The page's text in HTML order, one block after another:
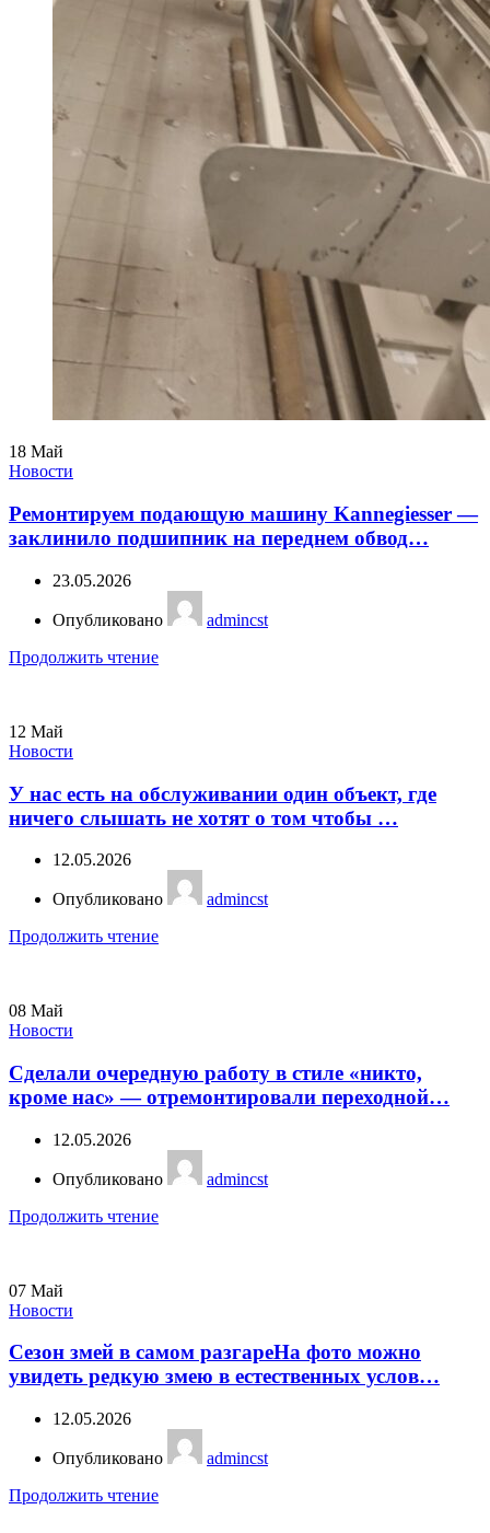
18 Май
Новости
Ремонтируем подающую машину Kannegiesser —
заклинило подшипник на переднем обвод…
23.05.2026
Опубликовано
admincst
Продолжить чтение
12 Май
Новости
У нас есть на обслуживании один объект, где
ничего слышать не хотят о том чтобы …
12.05.2026
Опубликовано
admincst
Продолжить чтение
08 Май
Новости
Сделали очередную работу в стиле «никто,
кроме нас» — отремонтировали переходной…
12.05.2026
Опубликовано
admincst
Продолжить чтение
07 Май
Новости
Сезон змей в самом разгареНа фото можно
увидеть редкую змею в естественных услов…
12.05.2026
Опубликовано
admincst
Продолжить чтение